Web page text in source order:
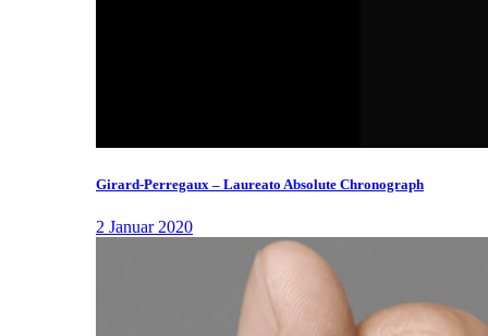
Girard-Perregaux – Laureato Absolute Chronograph
2 Januar 2020